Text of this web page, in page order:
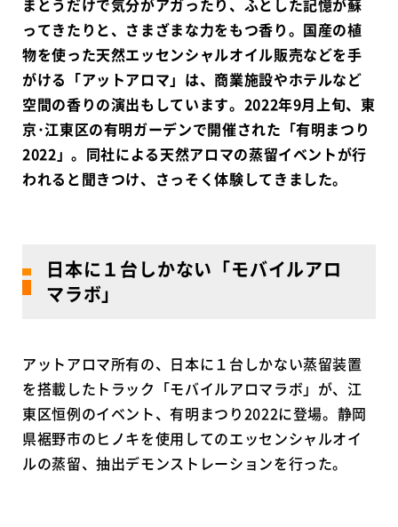
ってきたりと、さまざまな力をもつ香り。国産の植
物を使った天然エッセンシャルオイル販売などを手
がける「アットアロマ」は、商業施設やホテルなど
空間の香りの演出もしています。2022年9月上旬、東
京･江東区の有明ガーデンで開催された「有明まつり
2022」。同社による天然アロマの蒸留イベントが行
われると聞きつけ、さっそく体験してきました。
日本に１台しかない「モバイルアロ
マラボ」
アットアロマ所有の、日本に１台しかない蒸留装置
を搭載したトラック「モバイルアロマラボ」が、江
東区恒例のイベント、有明まつり2022に登場。静岡
県裾野市のヒノキを使用してのエッセンシャルオイ
ルの蒸留、抽出デモンストレーションを行った。